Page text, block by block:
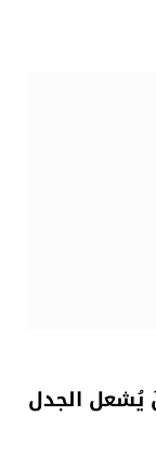
يُشعل الجدل